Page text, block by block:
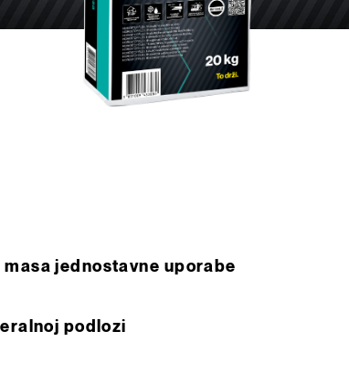
jednostavne uporabe
podlozi